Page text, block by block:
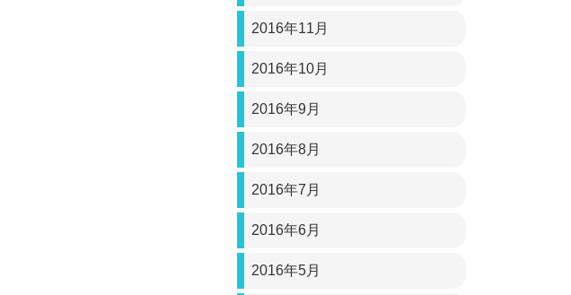
2016年11月
2016年10月
2016年9月
2016年8月
2016年7月
2016年6月
2016年5月